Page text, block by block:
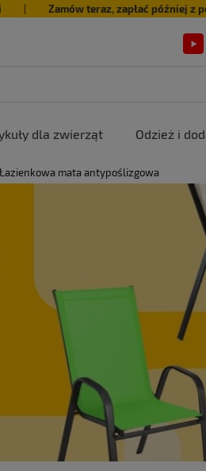
Zamów teraz, zapłać później z
dla zwierząt Odzież i
Łazienkowa mata antypoślizgowa